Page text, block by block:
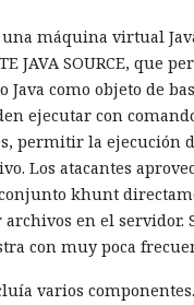
veces. El
en modo de
disco cuando se
a cargar cuando es
está disponible
escrito en Rust,
la configuración
pasar el código
en frío y en un 46%
máquina virtual
JAVA SOURCE, que
Java como objeto de
ejecutar con
permitir la ejecución
Los atacantes
khunt
en el servidor.
con muy poca
varios